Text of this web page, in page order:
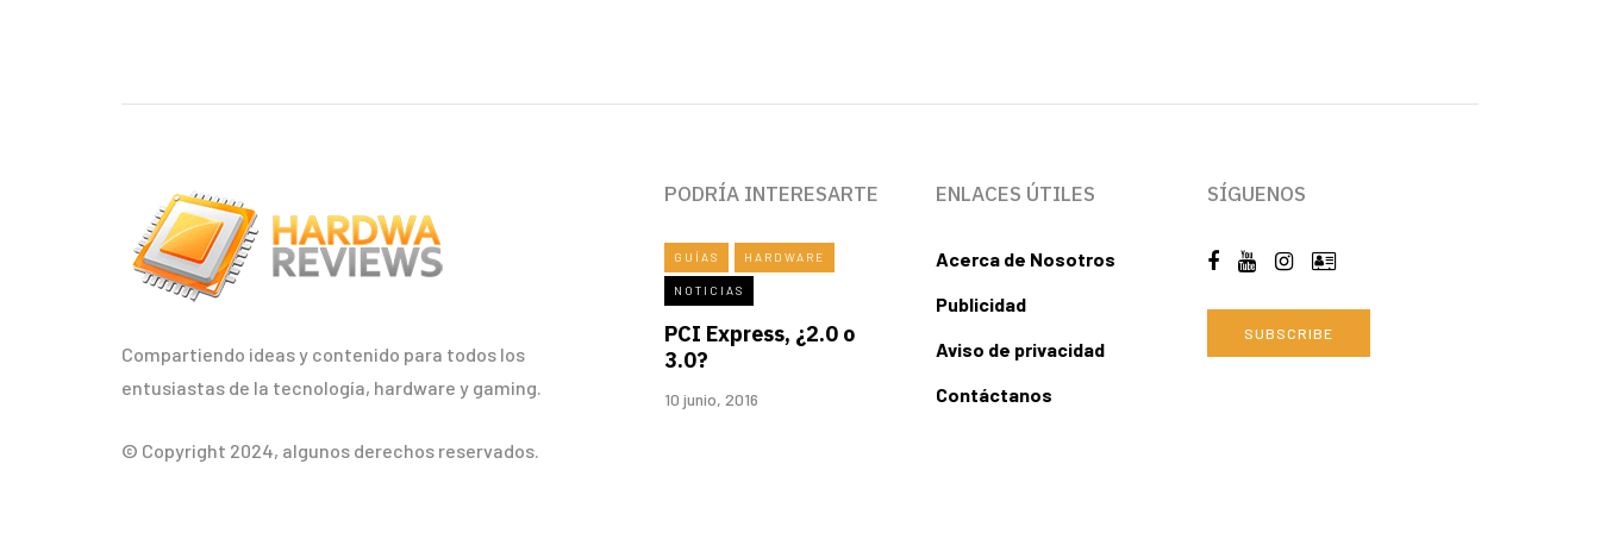
Compartiendo ideas y contenido para todos los
entusiastas de la tecnología, hardware y gaming.
© Copyright 2024, algunos derechos reservados.
PODRÍA INTERESARTE
GUÍAS HARDWARE
NOTICIAS
PCI Express, ¿2.0 o
3.0?
10 junio, 2016
ENLACES ÚTILES
Acerca de Nosotros
Publicidad
Aviso de privacidad
Contáctanos
SÍGUENOS
SUBSCRIBE